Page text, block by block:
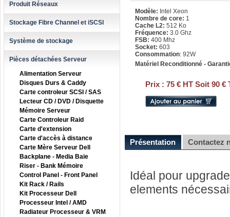
Produit Réseaux
Stockage Fibre Channel et iSCSI
Système de stockage
Pièces détachées Serveur
Alimentation Serveur
Disques Durs & Caddy
Carte controleur SCSI / SAS
Lecteur CD / DVD / Disquette
Mémoire Serveur
Carte Controleur Raid
Carte d'extension
Carte d'accès à distance
Carte Mère Serveur Dell
Backplane - Media Baie
Riser - Bank Mémoire
Control Panel - Front Panel
Kit Rack / Rails
Kit Processeur Dell
Processeur Intel / AMD
Radiateur Processeur & VRM
Modèle: Intel Xeon
Nombre de core: 1
Cache L2: 512 Ko
Fréquence: 3.0 Ghz
FSB: 400 Mhz
Socket: 603
Consommation: 92W
Matériel Reconditionné -
Prix : 75 € HT Soit 90 €
Présentation Contactez
Idéal pour
elements